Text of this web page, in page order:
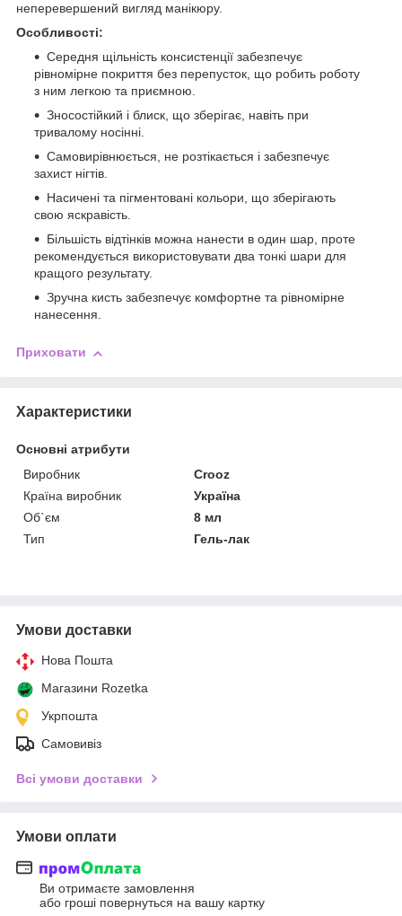
неперевершений вигляд манікюру.
Особливості:
Середня щільність консистенції забезпечує
рівномірне покриття без перепусток, що робить роботу
з ним легкою та приємною.
Зносостійкий і блиск, що зберігає, навіть при
тривалому носінні.
Самовирівнюється, не розтікається і забезпечує
захист нігтів.
Насичені та пігментовані кольори, що зберігають
свою яскравість.
Більшість відтінків можна нанести в один шар, проте
рекомендується використовувати два тонкі шари для
кращого результату.
Зручна кисть забезпечує комфортне та рівномірне
нанесення.
Приховати
Характеристики
Основні атрибути
Виробник
Crooz
Країна виробник
Україна
Об`єм
8 мл
Тип
Гель-лак
Умови доставки
Нова Пошта
Магазини Rozetka
Укрпошта
Самовивіз
Всі умови доставки
Умови оплати
Ви отримаєте замовлення
або гроші повернуться на вашу картку